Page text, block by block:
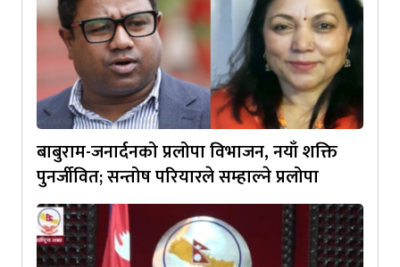
बाबुराम-जनार्दनको प्रलोपा विभाजन, नयाँ शक्ति
पुनर्जीवित; सन्तोष परियारले सम्हाल्ने प्रलोपा